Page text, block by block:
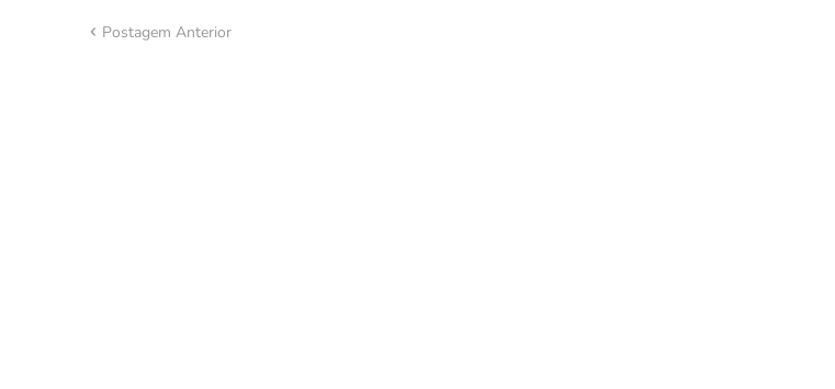
Postagem Anterior